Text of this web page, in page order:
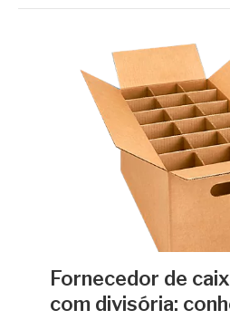
Fornecedor de
com divisória: